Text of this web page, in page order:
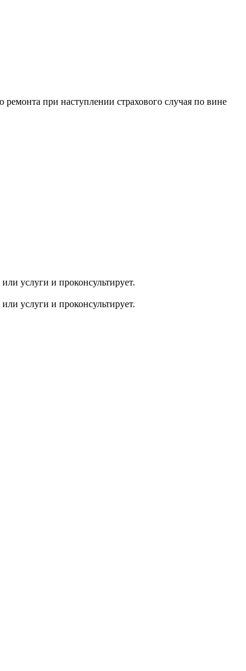
при наступлении страхового случая по вине
услуги и проконсультирует.
услуги и проконсультирует.